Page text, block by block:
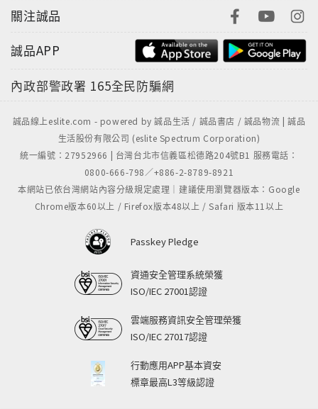
關注誠品
誠品APP
內政部警政署 165全民防騙網
誠品線上eslite.com - powered by 誠品生活 / 誠品書店 / 誠品物流 | 誠品
生活股份有限公司 (eslite Spectrum Corporation)
統一編號：27952966 | 台灣台北市信義區松德路204號B1 服務電話：
0800-666-798／+886-2-8789-8921
本網站已依台灣網站內容分級規定處理｜建議使用瀏覽器版本：Google
Chrome版本60以上 / Firefox版本48以上 / Safari 版本11以上
Passkey Pledge
資通安全管理系統榮獲
ISO/IEC 27001認證
雲端服務資訊安全管理榮獲
ISO/IEC 27017認證
行動應用APP基本資安
標章最高L3等級認證